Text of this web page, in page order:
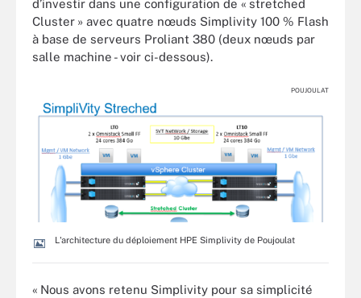
d’investir dans une configuration de « stretched
Cluster » avec quatre nœuds Simplivity 100 % Flash
à base de serveurs Proliant 380 (deux nœuds par
salle machine - voir ci-dessous).
POUJOULAT
L'architecture du déploiement HPE Simplivity de Poujoulat
« Nous avons retenu Simplivity pour sa simplicité